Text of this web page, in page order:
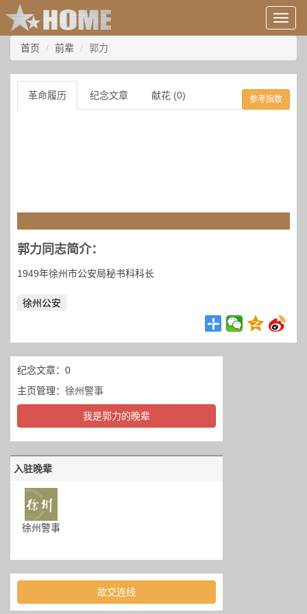
用
户
息/
登
录
等
首页 前辈 郭力
革命履历 纪念文章 献花 (0) 参考指数
郭力同志简介：
1949年徐州市公安局秘书科科长
徐州公安
纪念文章：0
主页管理： 徐州警事
我是郭力的晚辈
入驻晚辈
徐州警事
故交连线